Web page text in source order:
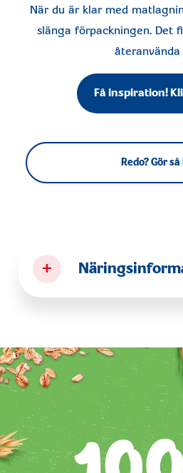
När du är klar med
slänga förpackningen. Det
återanvända
Få inspiration!
Redo? Gör
+